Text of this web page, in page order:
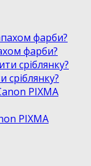
фарби?
PIXMA